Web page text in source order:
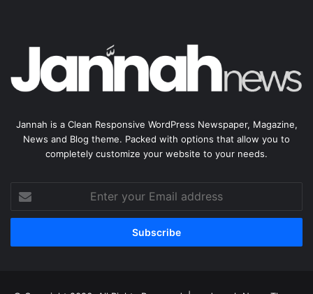
Jannah is a Clean Responsive WordPress Newspaper, Magazine,
News and Blog theme. Packed with options that allow you to
completely customize your website to your needs.
your
Email